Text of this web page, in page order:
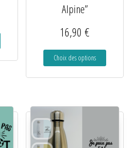
Alpine”
16,90€
Choix des options